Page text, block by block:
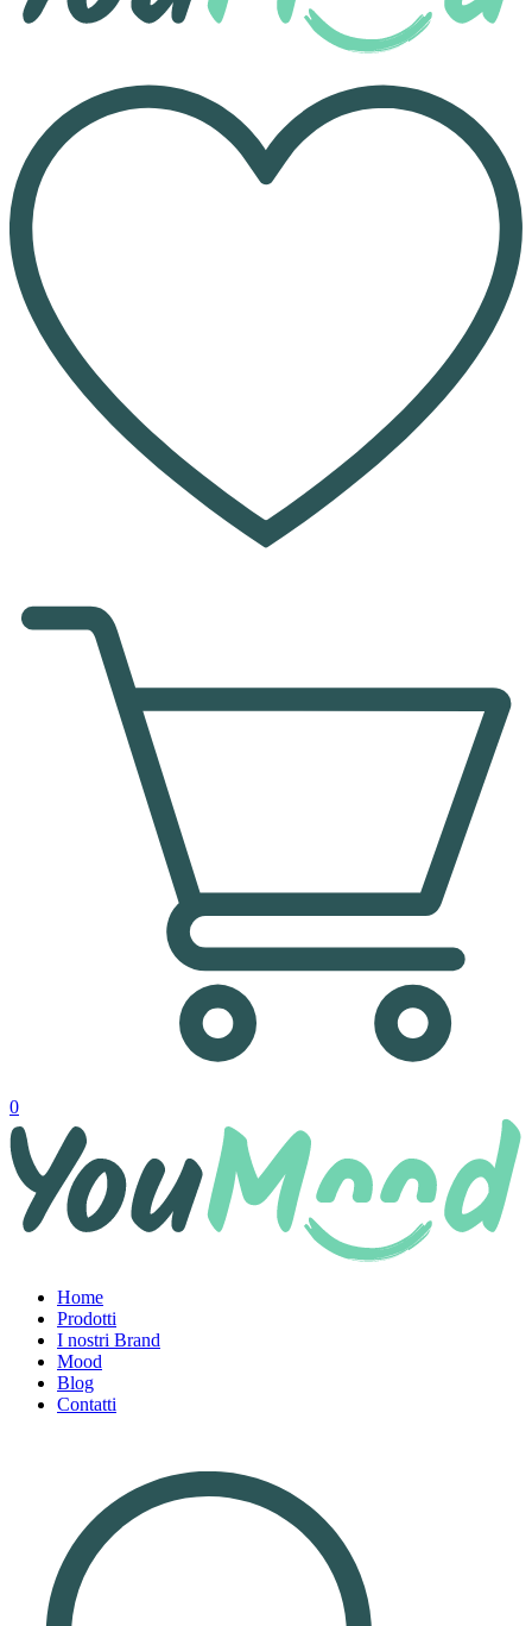
0
Home
Prodotti
I nostri Brand
Mood
Blog
Contatti